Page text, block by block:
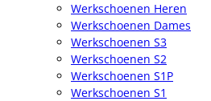
Werkschoenen Heren
Werkschoenen Dames
Werkschoenen S3
Werkschoenen S2
Werkschoenen S1P
Werkschoenen S1